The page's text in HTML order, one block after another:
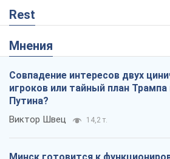
Rest
Мнения
Совпадение интересов двух
игроков или тайный план Трампа
Путина?
Виктор Швец 14,2 т.